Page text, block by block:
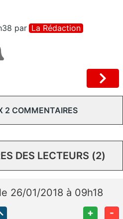
par La Rédaction
2 COMMENTAIRES
DES LECTEURS (2)
le 26/01/2018 à 09h18
+ -